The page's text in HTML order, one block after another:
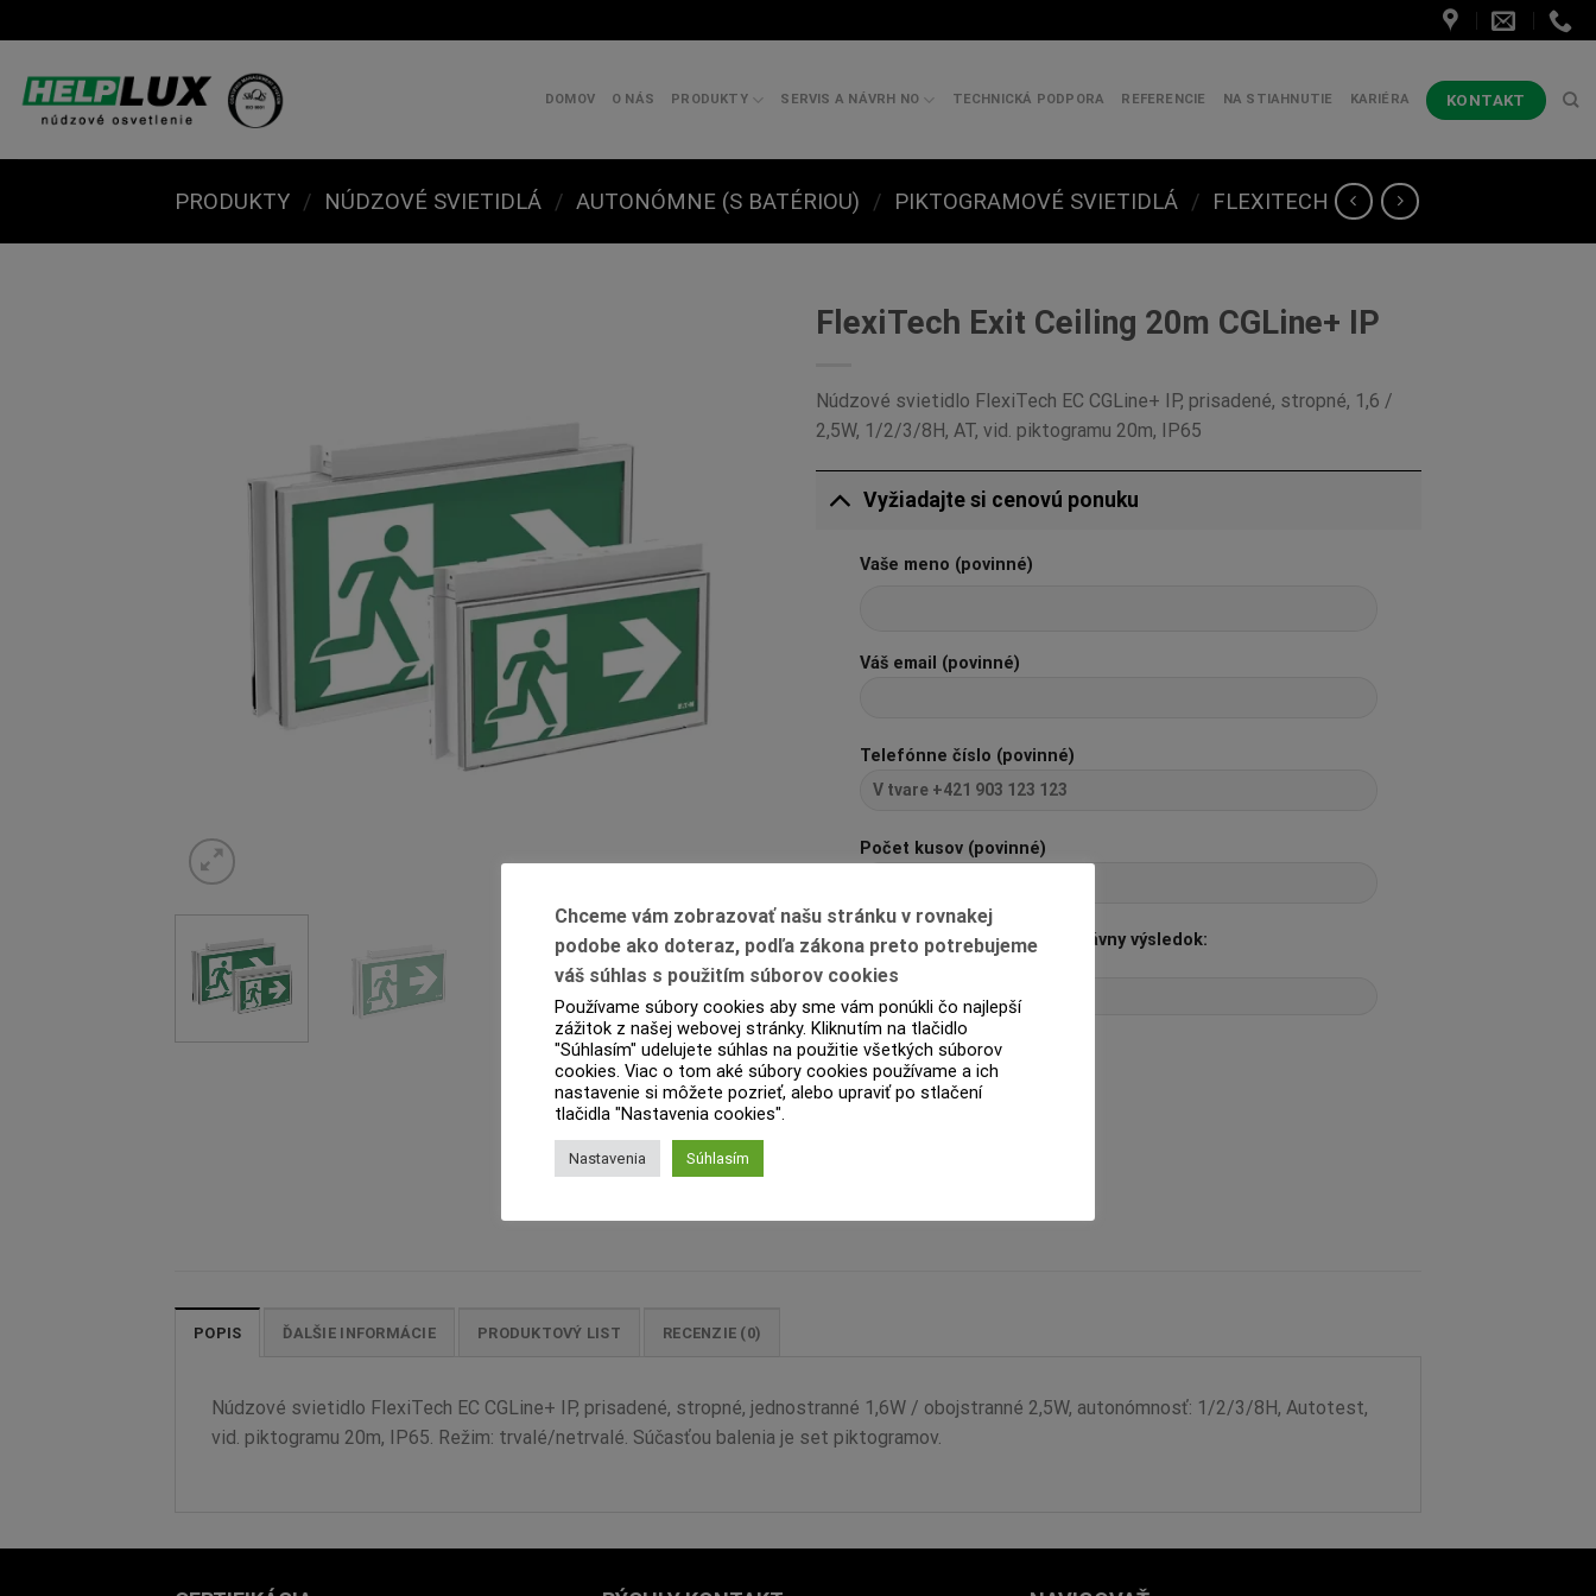
to
content
DOMOV O NÁS PRODUKTY SERVIS A NÁVRH NO TECHNICKÁ PODPORA REFERENCIE NA STIAHNUTIE KARIÉRA KONTAKT
PRODUKTY / NÚDZOVÉ SVIETIDLÁ / AUTONÓMNE (S BATÉRIOU) / PIKTOGRAMOVÉ SVIETIDLÁ / FLEXITECH
FlexiTech Exit Ceiling 20m CGLine+ IP
Núdzové svietidlo FlexiTech EC CGLine+ IP, prisadené, stropné, 1,6 /
2,5W, 1/2/3/8H, AT, vid. piktogramu 20m, IP65
Vyžiadajte si cenovú ponuku
Vaše meno (povinné)
Váš email (povinné)
Telefónne číslo (povinné)
Počet kusov (povinné)
Pred odoslaním zadajte správny výsledok:
12+10=?
POPIS ĎALŠIE INFORMÁCIE PRODUKTOVÝ LIST RECENZIE (0)
Núdzové svietidlo FlexiTech EC CGLine+ IP, prisadené, stropné, jednostranné 1,6W / obojstranné 2,5W, autonómnosť: 1/2/3/8H, Autotest,
vid. piktogramu 20m, IP65. Režim: trvalé/netrvalé. Súčasťou balenia je set piktogramov.
Chceme vám zobrazovať našu stránku v rovnakej
podobe ako doteraz, podľa zákona preto potrebujeme
váš súhlas s použitím súborov cookies
Používame súbory cookies aby sme vám ponúkli čo najlepší
zážitok z našej webovej stránky. Kliknutím na tlačidlo
"Súhlasím" udelujete súhlas na použitie všetkých súborov
cookies. Viac o tom aké súbory cookies používame a ich
nastavenie si môžete pozrieť, alebo upraviť po stlačení
tlačidla "Nastavenia cookies".
Nastavenia Súhlasím